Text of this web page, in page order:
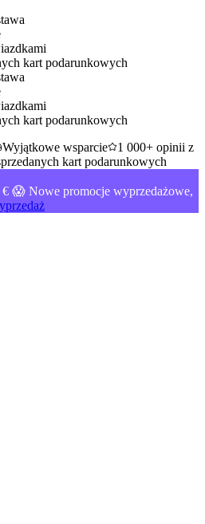
kart podarunkowych
kart podarunkowych
Wyjątkowe wsparcie
1 000+ opinii z
kart podarunkowych
😱 Nowe promocje wyprzedażowe,